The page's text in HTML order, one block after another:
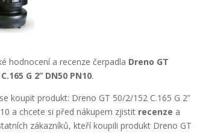
hodnocení a recenze čerpadla Dreno GT
G 2” DN50 PN10.
koupit produkt: Dreno GT 50/2/152 C.165 G 2”
a chcete si před nákupem zjistit recenze a
zákazníků, kteří koupili produkt Dreno GT